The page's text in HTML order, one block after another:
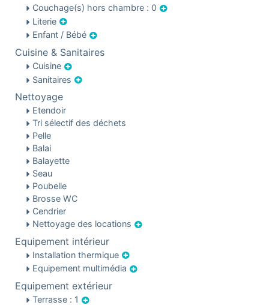
Couchage(s) hors chambre : 0
Literie
Enfant / Bébé
Cuisine & Sanitaires
Cuisine
Sanitaires
Nettoyage
Etendoir
Tri sélectif des déchets
Pelle
Balai
Balayette
Seau
Poubelle
Brosse WC
Cendrier
Nettoyage des locations
Equipement intérieur
Installation thermique
Equipement multimédia
Equipement extérieur
Terrasse : 1